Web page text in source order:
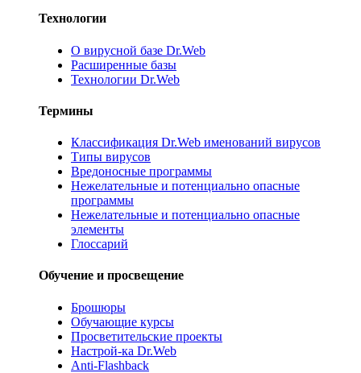
Технологии
О вирусной базе Dr.Web
Расширенные базы
Технологии Dr.Web
Термины
Классификация Dr.Web именований вирусов
Типы вирусов
Вредоносные программы
Нежелательные и потенциально опасные
программы
Нежелательные и потенциально опасные
элементы
Глоссарий
Обучение и просвещение
Брошюры
Обучающие курсы
Просветительские проекты
Настрой-ка Dr.Web
Anti-Flashback